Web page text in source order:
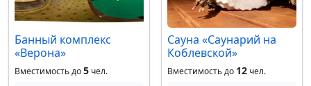
Банный комплекс
«Верона»
Вместимость до5чел.
Сауна «Саунарий на
Коблевской»
Вместимость до 12чел.